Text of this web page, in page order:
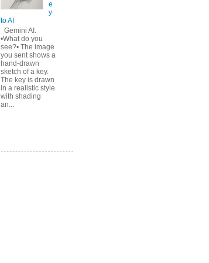
e
y
to AI
Gemini AI.
•What do you
see?• The image
you sent shows a
hand-drawn
sketch of a key.
The key is drawn
in a realistic style
with shading
an...